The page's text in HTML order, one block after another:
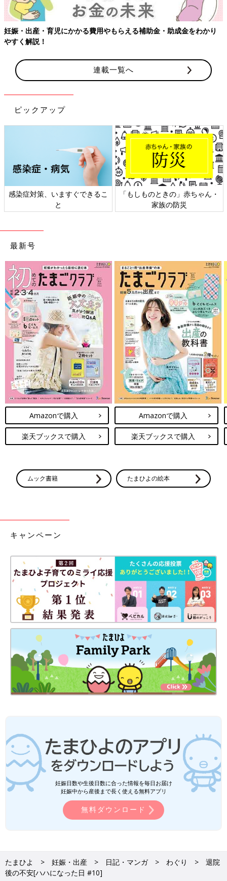
妊娠・出産・育児にかかる費用やもらえる補助金・助成金をわかり
やすく解説！
連載一覧へ
ピックアップ
感染症対策、いますぐできるこ
と
「もしものときの」赤ちゃん・
家族の防災
最新号
Amazonで購入
楽天ブックスで購入
Amazonで購入
楽天ブックスで購入
ムック書籍 たまひよの絵本
キャンペーン
妊娠日数や生後日数に合った情報を毎日お届け
妊娠中から産後まで長く使える無料アプリ
無料ダウンロード
たまひよ 妊娠・出産 日記・マンガ わぐり
退院
後の不安[ハハになった日 #10]